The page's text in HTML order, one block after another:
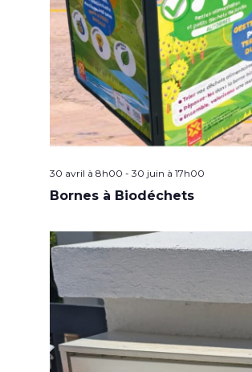
30 avril à 8h00 - 30 juin à 17h00
Bornes à Biodéchets